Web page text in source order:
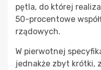
pętla, do której
50-procentowe
rządowych.
W pierwotnej
jednakże zbyt krótki,